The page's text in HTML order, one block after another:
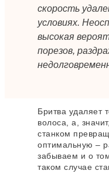
Бритва удаляет
волоса, а,
станком
оптимальную –
забываем и о
таком случае
скорость
условиях.
высокая
порезов,